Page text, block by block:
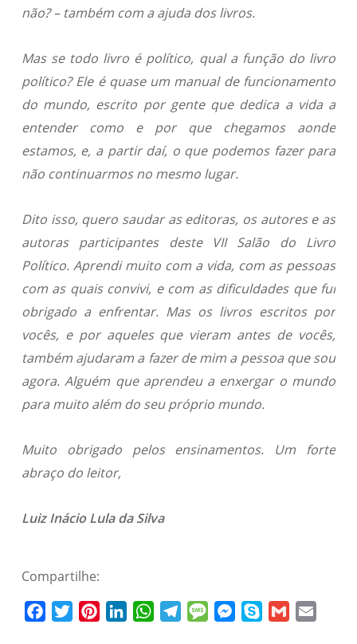
não? – também com a ajuda dos livros.
Mas se todo livro é político, qual a função do livro
político? Ele é quase um manual de funcionamento
do mundo, escrito por gente que dedica a vida a
entender como e por que chegamos aonde
estamos, e, a partir daí, o que podemos fazer para
não continuarmos no mesmo lugar.
Dito isso, quero saudar as editoras, os autores e as
autoras participantes deste VII Salão do Livro
Político. Aprendi muito com a vida, com as pessoas
com as quais convivi, e com as dificuldades que fui
obrigado a enfrentar. Mas os livros escritos por
vocês, e por aqueles que vieram antes de vocês,
também ajudaram a fazer de mim a pessoa que sou
agora. Alguém que aprendeu a enxergar o mundo
para muito além do seu próprio mundo.
Muito obrigado pelos ensinamentos. Um forte
abraço do leitor,
Luiz Inácio Lula da Silva
Compartilhe:
FacebookTwitterPinterestLinkedInWhatsAppTelegramMessageMessenger
Skype Gmail